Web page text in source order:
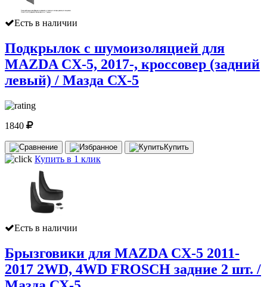
Есть в наличии
Подкрылок с шумоизоляцией для
MAZDA CX-5, 2017-, кроссовер (задний
левый) / Мазда СХ-5
1840
Купить
Купить в 1 клик
Есть в наличии
Брызговики для MAZDA CX-5 2011-
2017 2WD, 4WD FROSCH задние 2 шт. /